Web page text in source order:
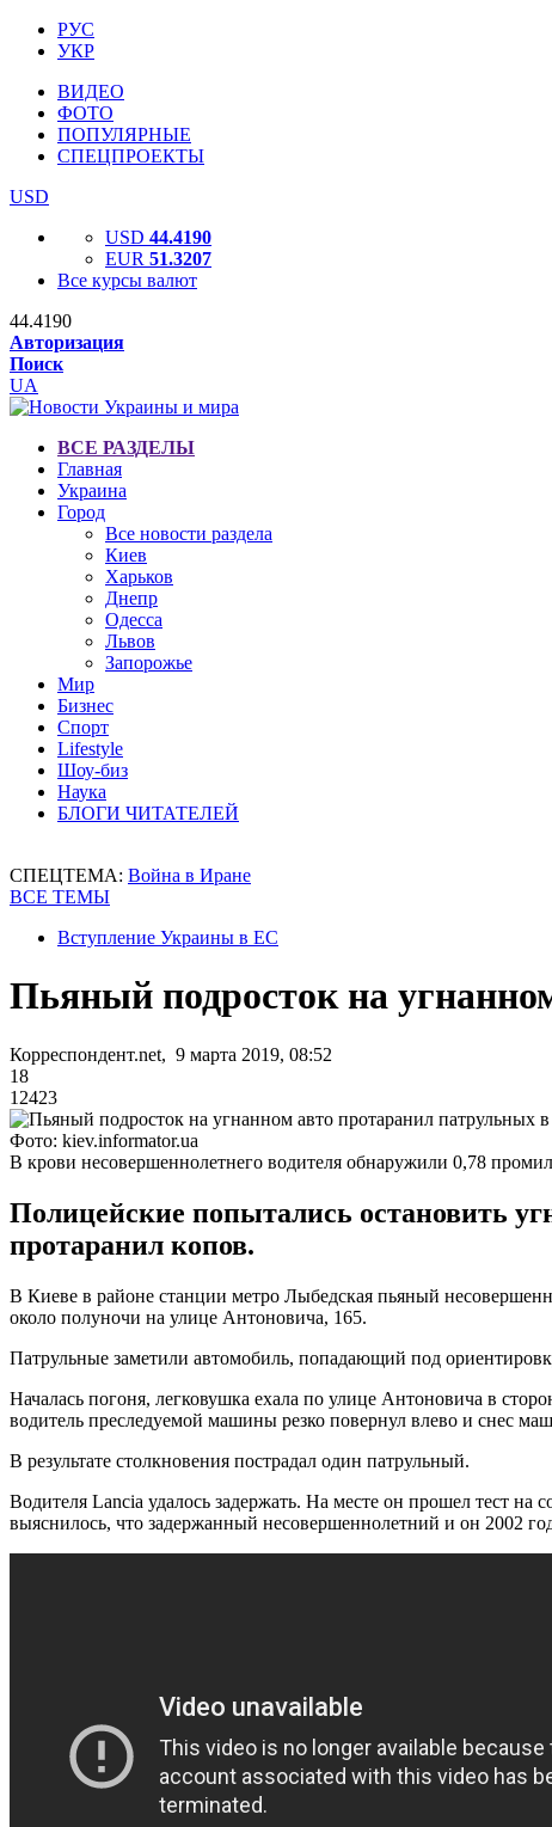
РУС
УКР
ВИДЕО
ФОТО
ПОПУЛЯРНЫЕ
СПЕЦПРОЕКТЫ
USD
USD 44.4190
EUR 51.3207
Все курсы валют
44.4190
Авторизация
Поиск
UA
ВСЕ РАЗДЕЛЫ
Главная
Украина
Город
Все новости раздела
Киев
Харьков
Днепр
Одесса
Львов
Запорожье
Мир
Бизнес
Спорт
Lifestyle
Шоу-биз
Наука
БЛОГИ ЧИТАТЕЛЕЙ
СПЕЦТЕМА: Война в Иране
ВСЕ ТЕМЫ
Вступление Украины в ЕС
Пьяный подросток на
Корреспондент.net, 9 марта 2019, 08:52
18
12423
Фото: kiev.informator.ua
В крови несовершеннолетнего водителя обнаружили 0,78
Полицейские попытались остановить
протаранил копов.
В Киеве в районе станции метро Лыбедская пьяный
около полуночи на улице Антоновича, 165.
Патрульные заметили автомобиль, попадающий под
Началась погоня, легковушка ехала по улице Антоновича в
водитель преследуемой машины резко повернул влево и снес
В результате столкновения пострадал один патрульный.
Водителя Lancia удалось задержать. На месте он прошел тест
выяснилось, что задержанный несовершеннолетний и он 2002